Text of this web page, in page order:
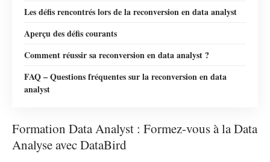
Les défis rencontrés lors de la reconversion en data analyst
Aperçu des défis courants
Comment réussir sa reconversion en data analyst ?
FAQ – Questions fréquentes sur la reconversion en data
analyst
Formation Data Analyst : Formez-vous à la Data
Analyse avec DataBird